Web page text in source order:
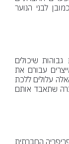
לבני הנוער
שיכולים
עבורם את
עלולים ללכת
שתאבד אותם
החברתית